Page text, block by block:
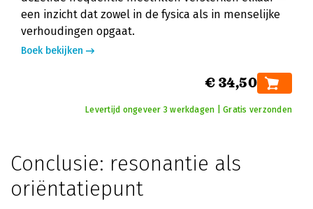
een inzicht dat zowel in de fysica als in menselijke
verhoudingen opgaat.
Boek bekijken
€ 34,50
Levertijd ongeveer 3 werkdagen | Gratis verzonden
Conclusie: resonantie als
oriëntatiepunt